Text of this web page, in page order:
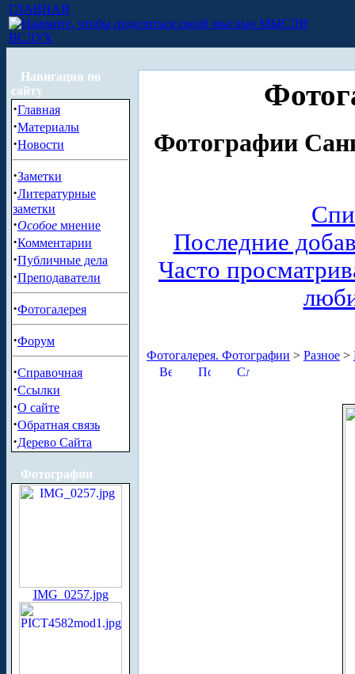
ГЛАВНАЯ
МЫСЛИ
ВСЛУХ
Навигация по
сайту
·Главная
·Материалы
·Новости
·Заметки
·Литературные
заметки
·Особое мнение
·Комментарии
·Публичные дела
·Преподаватели
·Фотогалерея
·Форум
·Справочная
·Ссылки
·О сайте
·Обратная связь
·Дерево Сайта
Фотографии
IMG_0257.jpg
Фотографии
Последние
Часто
Фотогалерея. Фотографии > Разное >